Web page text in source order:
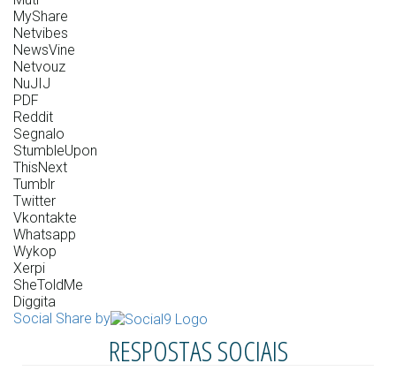
MyShare
Netvibes
NewsVine
Netvouz
NuJIJ
PDF
Reddit
Segnalo
StumbleUpon
ThisNext
Tumblr
Twitter
Vkontakte
Whatsapp
Wykop
Xerpi
SheToldMe
Diggita
Social Share by
RESPOSTAS SOCIAIS